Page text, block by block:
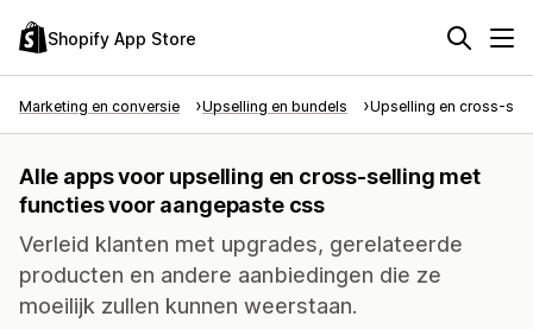
Shopify App Store
Marketing en conversie Upselling en bundels Upselling en cross-
Alle apps voor upselling en cross-selling met
functies voor aangepaste css
Verleid klanten met upgrades, gerelateerde
producten en andere aanbiedingen die ze
moeilijk zullen kunnen weerstaan.